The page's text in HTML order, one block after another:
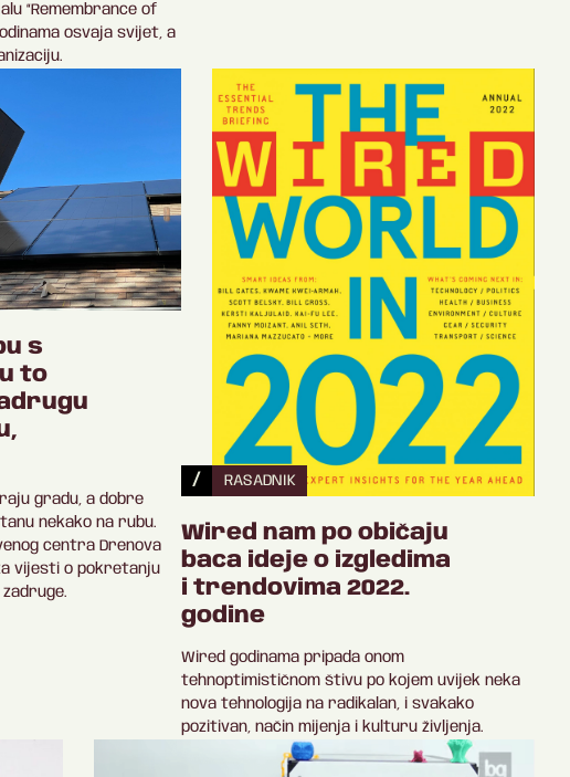
“Remembrance of
osvaja svijet, a
s
to
gradu, a dobre
nekako na rubu.
centra Drenova
vijesti o pokretanju
/ RASADNIK
Wired nam po običaju
baca ideje o izgledima
i trendovima 2022.
godine
Wired godinama pripada onom
tehnoptimističnom štivu po kojem uvijek neka
nova tehnologija na radikalan, i svakako
pozitivan, način mijenja i kulturu življenja.